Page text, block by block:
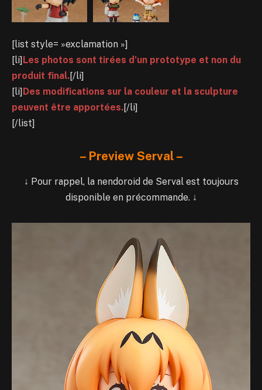
[list style= »exclamation »]
[li] Les photos sont tirées d’un prototype et non du
produit final.[/li]
[li] Des modifications sur la couleur et la sculpture
peuvent être apportées.[/li]
[/list]
– Preview Serval –
↓ Pour rappel, la nendoroid de Serval est toujours
disponible en précommande. ↓